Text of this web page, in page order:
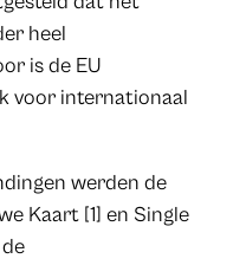
heel
is de EU
voor internationaal
werden de
Kaart [1] en Single